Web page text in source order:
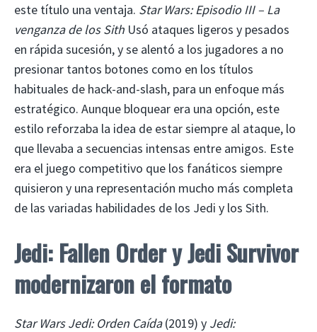
este título una ventaja. Star Wars: Episodio III – La
venganza de los Sith Usó ataques ligeros y pesados ​​
en rápida sucesión, y se alentó a los jugadores a no
presionar tantos botones como en los títulos
habituales de hack-and-slash, para un enfoque más
estratégico. Aunque bloquear era una opción, este
estilo reforzaba la idea de estar siempre al ataque, lo
que llevaba a secuencias intensas entre amigos. Este
era el juego competitivo que los fanáticos siempre
quisieron y una representación mucho más completa
de las variadas habilidades de los Jedi y los Sith.
Jedi: Fallen Order y Jedi Survivor
modernizaron el formato
Star Wars Jedi: Orden Caída(2019) y Jedi: